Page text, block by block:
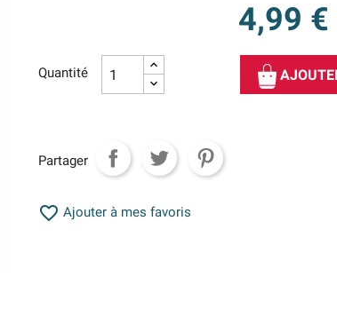
4,99 €
Quantité
Partager
 Ajouter à mes favoris